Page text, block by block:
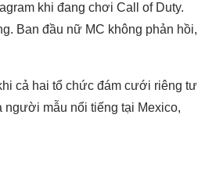
khi đang chơi Call of Duty.
Ban đầu nữ MC không phản hồi,
cả hai tổ chức đám cưới riêng tư
người mẫu nổi tiếng tại Mexico,